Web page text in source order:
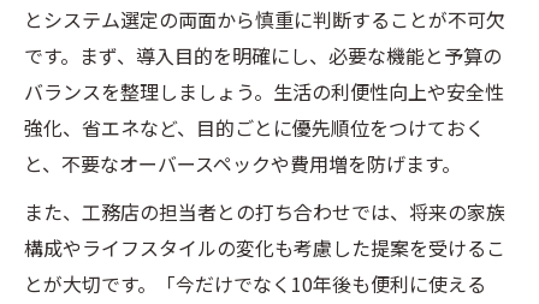
とシステム選定の両面から慎重に判断することが不可欠
です。まず、導入目的を明確にし、必要な機能と予算の
バランスを整理しましょう。生活の利便性向上や安全性
強化、省エネなど、目的ごとに優先順位をつけておく
と、不要なオーバースペックや費用増を防げます。
また、工務店の担当者との打ち合わせでは、将来の家族
構成やライフスタイルの変化も考慮した提案を受けるこ
とが大切です。「今だけでなく10年後も便利に使える